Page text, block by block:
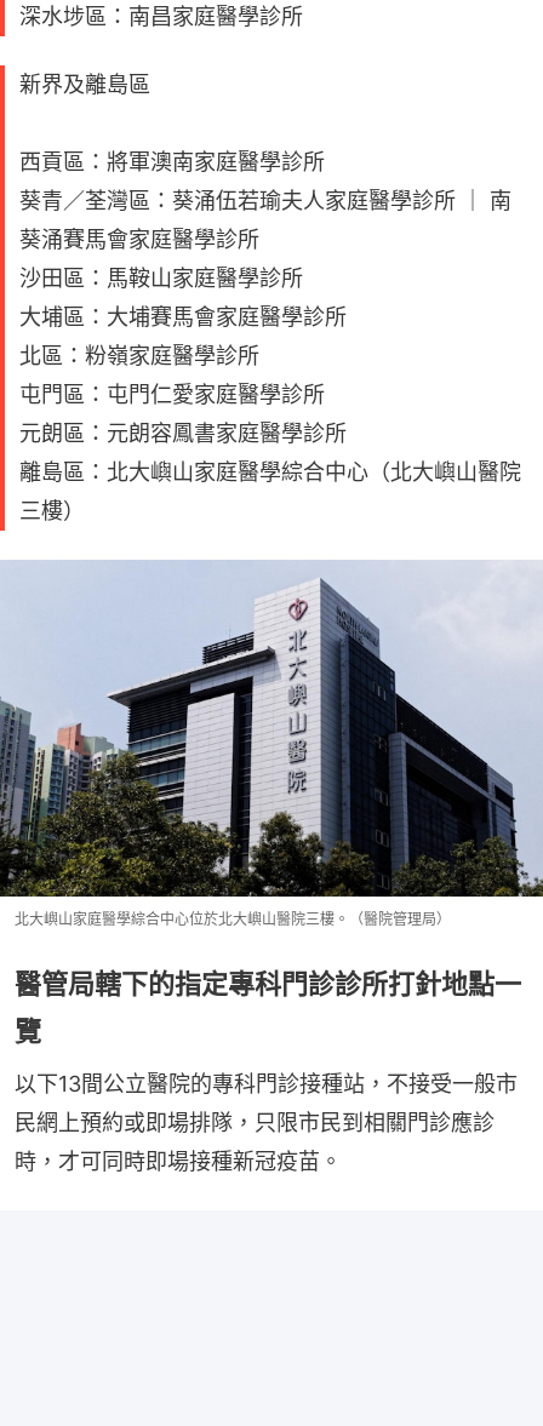
深水埗區：南昌家庭醫學診所
新界及離島區
西貢區：將軍澳南家庭醫學診所
葵青／荃灣區：葵涌伍若瑜夫人家庭醫學診所 ｜ 南
葵涌賽馬會家庭醫學診所
沙田區：馬鞍山家庭醫學診所
大埔區：大埔賽馬會家庭醫學診所
北區：粉嶺家庭醫學診所
屯門區：屯門仁愛家庭醫學診所
元朗區：元朗容鳳書家庭醫學診所
離島區：北大嶼山家庭醫學綜合中心（北大嶼山醫院
三樓）
北大嶼山家庭醫學綜合中心位於北大嶼山醫院三樓。（醫院管理局）
醫管局轄下的指定專科門診診所打針地點一
覽
以下13間公立醫院的專科門診接種站，不接受一般市
民網上預約或即場排隊，只限市民到相關門診應診
時，才可同時即場接種新冠疫苗。